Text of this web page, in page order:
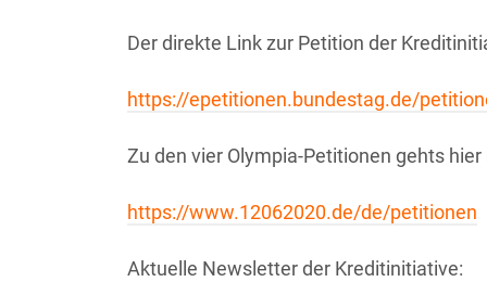
Der direkte Link zur Petition der
https://epetitionen.bundestag.de/
Zu den vier Olympia-Petitionen gehts hier
https://www.12062020.de/de/petitionen
Aktuelle Newsletter der Kreditinitiative: